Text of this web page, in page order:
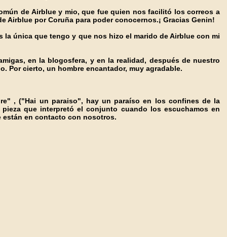
de Airblue y mio, que fue quien nos facilitó los correos a
Airblue por Coruña para poder conocernos.¡ Gracias Genin!
única que tengo y que nos hizo el marido de Airblue con mi
en la blogosfera, y en la realidad, después de nuestro
Por cierto, un hombre encantador, muy agradable.
, ("Hai un paraiso", hay un paraíso en los confines de la
que interpretó el conjunto cuando los escuchamos en
están en contacto con nosotros.